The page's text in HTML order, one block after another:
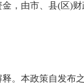
，由市、县(区)财
。本政策自发布